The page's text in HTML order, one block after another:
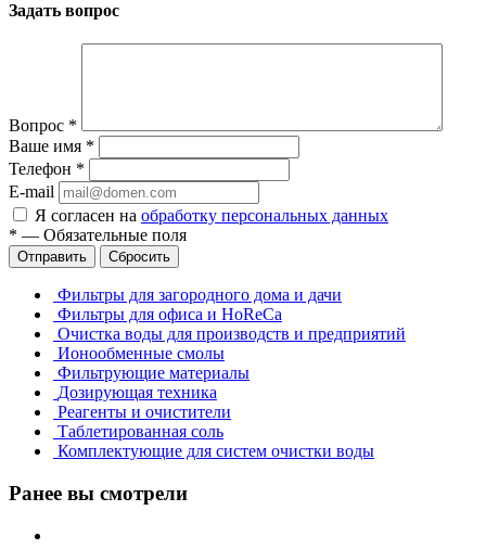
Задать вопрос
Вопрос *
Ваше имя *
Телефон *
E-mail
Я согласен на обработку персональных данных
* — Обязательные поля
Отправить Сбросить
Фильтры для загородного дома и дачи
Фильтры для офиса и HoReCa
Очистка воды для производств и предприятий
Ионообменные смолы
Фильтрующие материалы
Дозирующая техника
Реагенты и очистители
Таблетированная соль
Комплектующие для систем очистки воды
Ранее вы смотрели